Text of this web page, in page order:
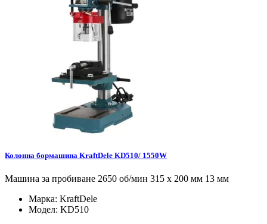
Колонна бормашина KraftDele KD510/ 1550W
Машина за пробиване 2650 об/мин 315 x 200 мм 13 мм
Марка: KraftDele
Модел: KD510